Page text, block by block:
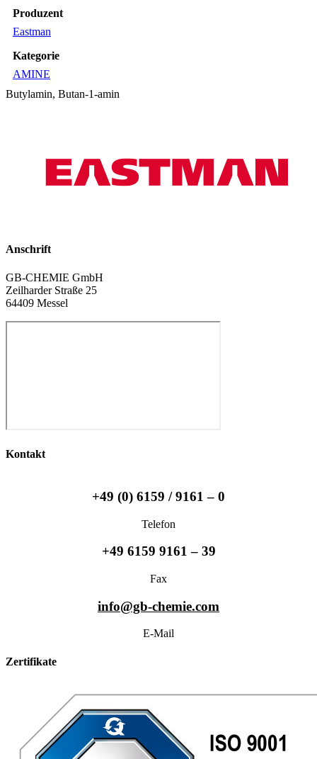
Produzent
Eastman
Kategorie
AMINE
Butylamin, Butan-1-amin
Anschrift
GB-CHEMIE GmbH
Zeilharder Straße 25
64409 Messel
Kontakt
+49 (0) 6159 / 9161 – 0
Telefon
+49 6159 9161 – 39
Fax
info@gb-chemie.com
E-Mail
Zertifikate